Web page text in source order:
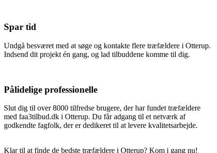
Spar tid
Undgå besværet med at søge og kontakte flere træfældere i Otterup.
Indsend dit projekt én gang, og lad tilbuddene komme til dig.
Pålidelige professionelle
Slut dig til over 8000 tilfredse brugere, der har fundet træfældere
med faa3tilbud.dk i Otterup. Du får adgang til et netværk af
godkendte fagfolk, der er dedikeret til at levere kvalitetsarbejde.
Klar til at finde de bedste træfældere i Otterup? Kom i gang nu!